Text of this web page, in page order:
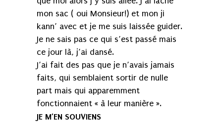
mon sac ( oui Monsieur!) et mon ji
kann’ avec et je me suis laissée guider.
Je ne sais pas ce qui s’est passé mais
ce jour là, j’ai dansé.
J’ai fait des pas que je n’avais jamais
faits, qui semblaient sortir de nulle
part mais qui apparemment
fonctionnaient « à leur manière ».
JE M’EN SOUVIENS